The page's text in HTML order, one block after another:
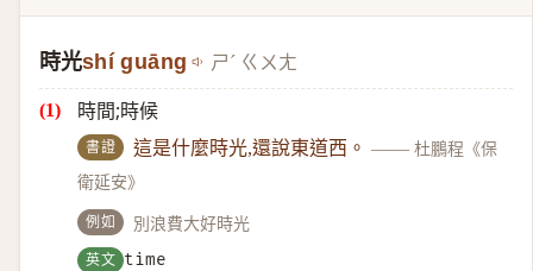
時光shí guāng ㄕˊ ㄍㄨㄤ
時間;時候
書證 這是什麼時光,還說東道西。 —— 杜鵬程《保
衛延安》
例如 別浪費大好時光
英文 time